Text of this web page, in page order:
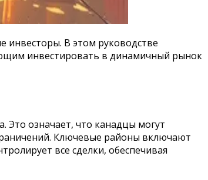
инвесторы. В этом руководстве
инвестировать в динамичный рынок
означает, что канадцы могут
Ключевые районы включают
все сделки, обеспечивая